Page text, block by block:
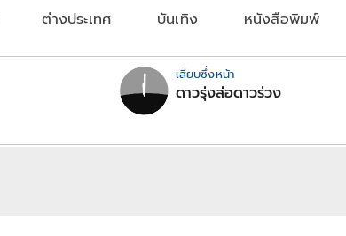
ต่างประเทศ บันเทิง หนังสือพิมพ์
เสียบซึ่งหน้า
ดาวรุ่งส่อดาวร่วง